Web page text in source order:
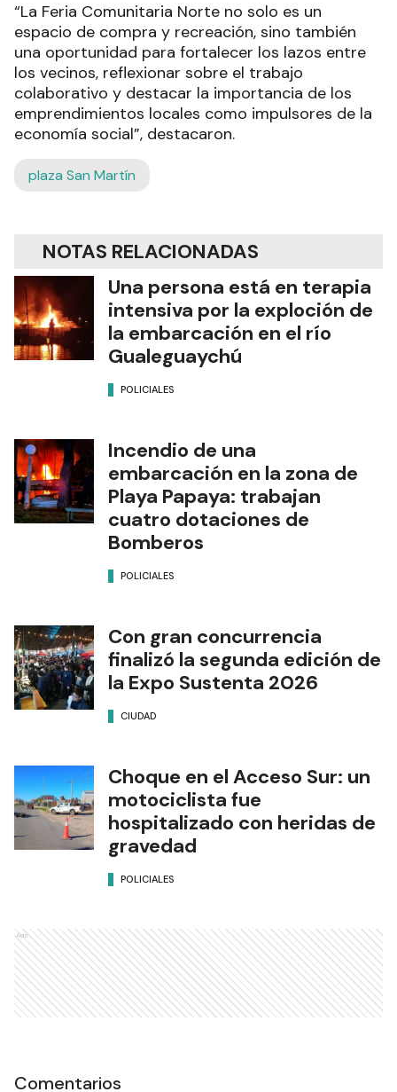
“La Feria Comunitaria Norte no solo es un
espacio de compra y recreación, sino también
una oportunidad para fortalecer los lazos entre
los vecinos, reflexionar sobre el trabajo
colaborativo y destacar la importancia de los
emprendimientos locales como impulsores de la
economía social”, destacaron.
plaza San Martín
NOTAS RELACIONADAS
Una persona está en terapia
intensiva por la exploción de
la embarcación en el río
Gualeguaychú
POLICIALES
Incendio de una
embarcación en la zona de
Playa Papaya: trabajan
cuatro dotaciones de
Bomberos
POLICIALES
Con gran concurrencia
finalizó la segunda edición de
la Expo Sustenta 2026
CIUDAD
Choque en el Acceso Sur: un
motociclista fue
hospitalizado con heridas de
gravedad
POLICIALES
Ads
Comentarios